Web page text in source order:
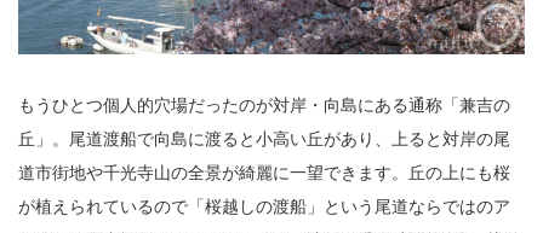
もうひとつ個人的穴場だったのが対岸・向島にある通称「兼吉の
丘」。尾道渡船で向島に渡ると小高い丘があり、上ると対岸の尾
道市街地や千光寺山の全景が綺麗に一望できます。丘の上にも桜
が植えられているので「桜越しの渡船」という尾道ならではのア